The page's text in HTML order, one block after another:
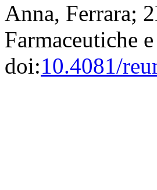
Anna, Ferrara;
Farmaceutiche
doi:10.4081/